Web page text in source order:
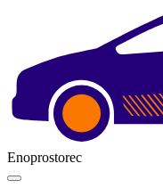
Enoprostorec